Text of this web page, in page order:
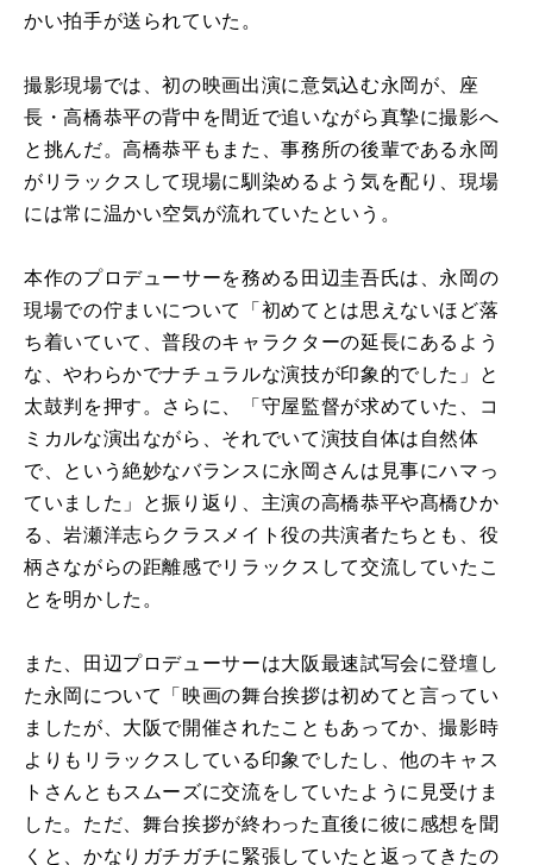
かい拍手が送られていた。
撮影現場では、初の映画出演に意気込む永岡が、座
長・高橋恭平の背中を間近で追いながら真摯に撮影へ
と挑んだ。高橋恭平もまた、事務所の後輩である永岡
がリラックスして現場に馴染めるよう気を配り、現場
には常に温かい空気が流れていたという。
本作のプロデューサーを務める田辺圭吾氏は、永岡の
現場での佇まいについて「初めてとは思えないほど落
ち着いていて、普段のキャラクターの延長にあるよう
な、やわらかでナチュラルな演技が印象的でした」と
太鼓判を押す。さらに、「守屋監督が求めていた、コ
ミカルな演出ながら、それでいて演技自体は自然体
で、という絶妙なバランスに永岡さんは見事にハマっ
ていました」と振り返り、主演の高橋恭平や髙橋ひか
る、岩瀬洋志らクラスメイト役の共演者たちとも、役
柄さながらの距離感でリラックスして交流していたこ
とを明かした。
また、田辺プロデューサーは大阪最速試写会に登壇し
た永岡について「映画の舞台挨拶は初めてと言ってい
ましたが、大阪で開催されたこともあってか、撮影時
よりもリラックスしている印象でしたし、他のキャス
トさんともスムーズに交流をしていたように見受けま
した。ただ、舞台挨拶が終わった直後に彼に感想を聞
くと、かなりガチガチに緊張していたと返ってきたの